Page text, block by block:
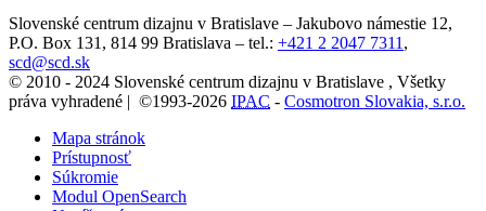
Slovenské centrum dizajnu v Bratislave – Jakubovo námestie 12,
P.O. Box 131, 814 99 Bratislava – tel.: +421 2 2047 7311 ,
scd@scd.sk
© 2010 - 2024 Slovenské centrum dizajnu v Bratislave , Všetky
práva vyhradené | ©1993-2026 IPAC - Cosmotron Slovakia, s.r.o.
Mapa stránok
Prístupnosť
Súkromie
Modul OpenSearch